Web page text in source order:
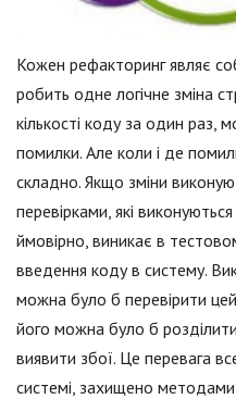
Кожен рефакторинг являє
робить одне логічне зміна
кількості коду за один раз,
помилки. Але коли і де
складно. Якщо зміни
перевірками, які
ймовірно, виникає в
введення коду в систему.
можна було б перевірити цей
його можна було б
виявити збої. Це перевага
системі, захищено